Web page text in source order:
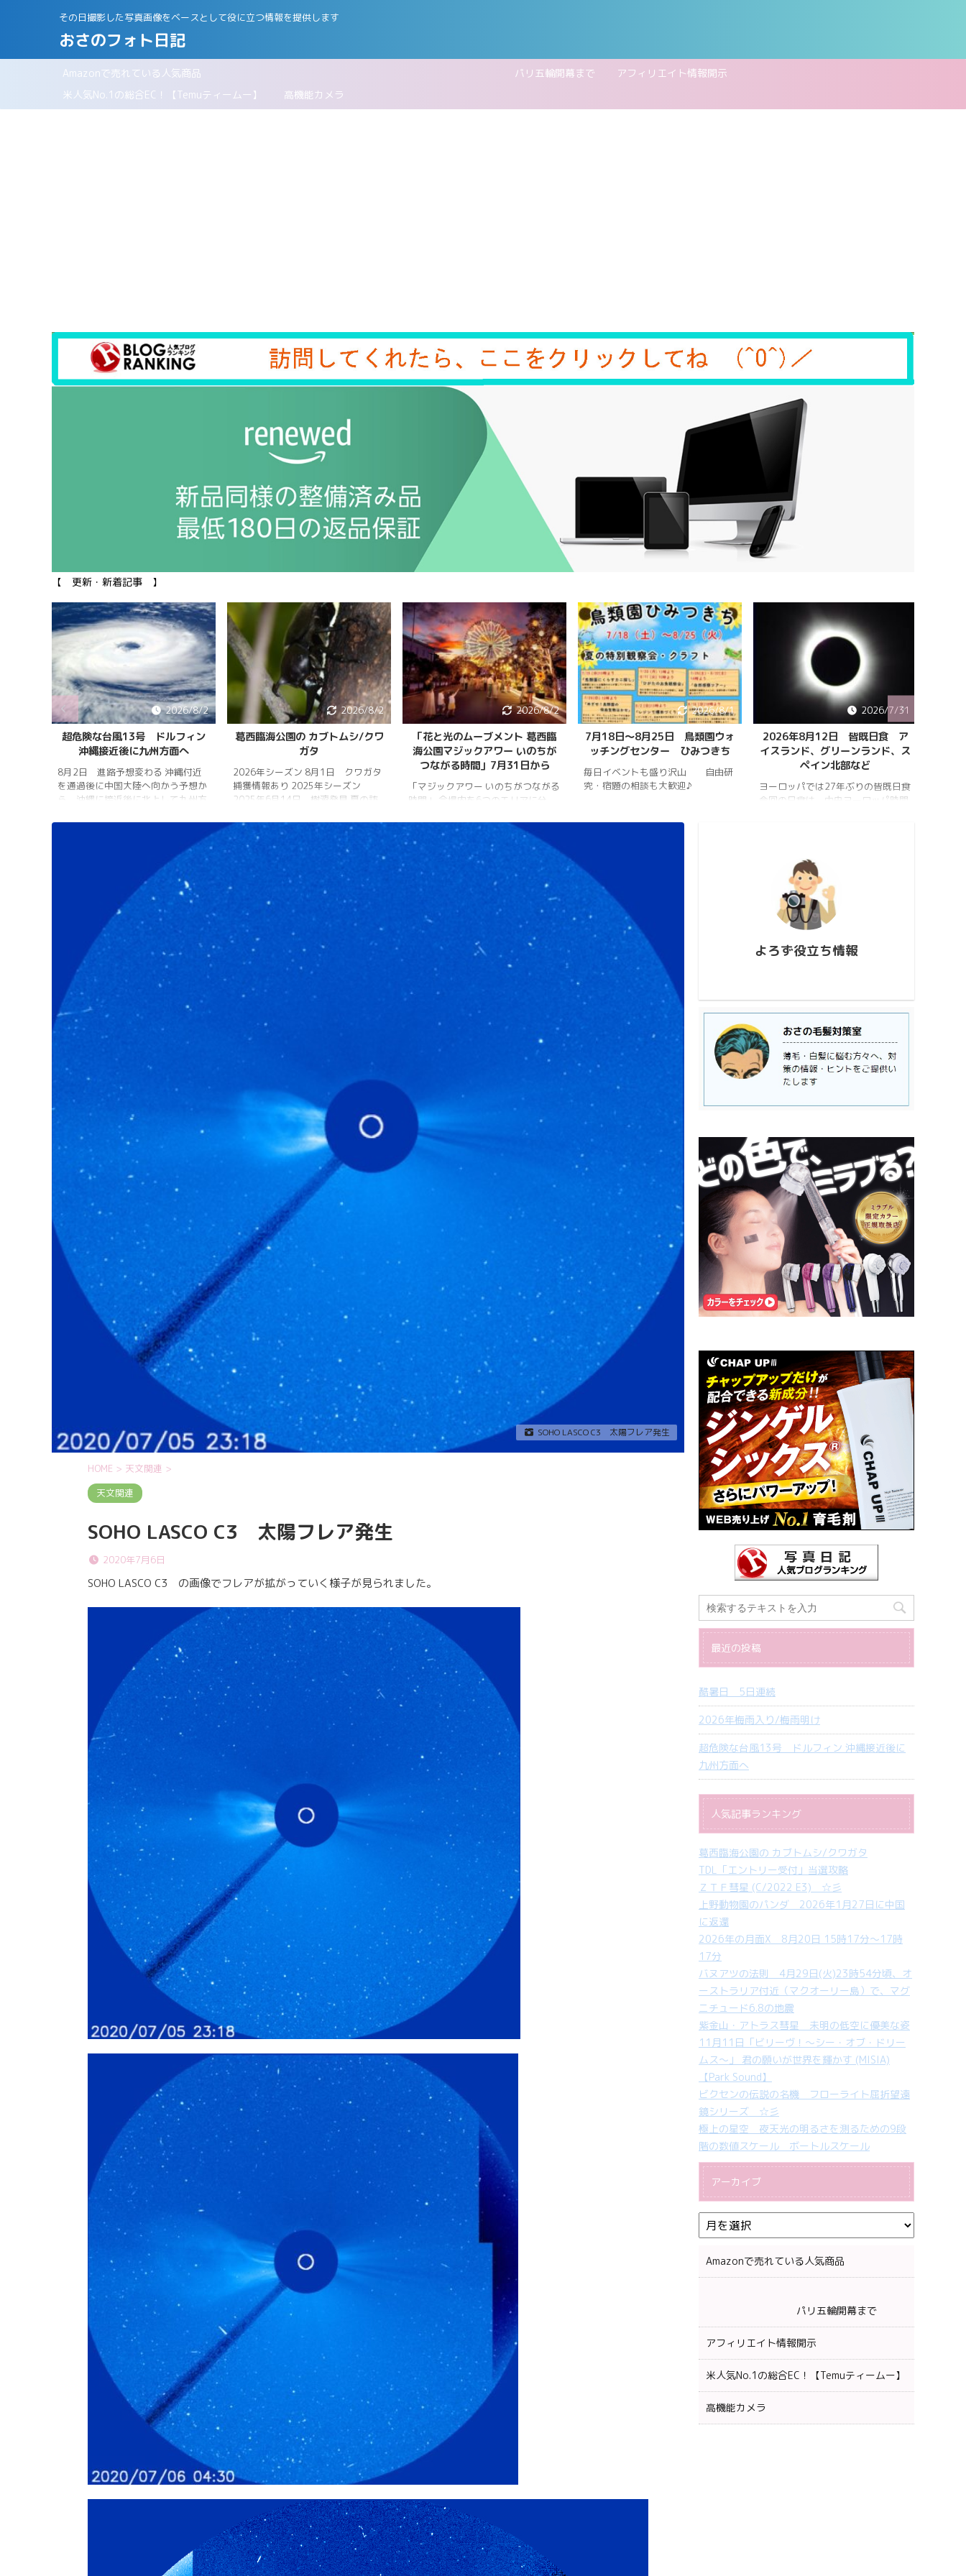
その日撮影した写真画像をベースとして役に立つ情報を提供します
おさのフォト日記
Amazonで売れている人気商品 パリ五輪開幕まで
アフィリエイト情報開示
米人気No.1の総合EC！【Temuティームー】
高機能カメラ
【 更新・新着記事 】
2026/8/2
超危険な台風13号 ドルフィン
沖縄接近後に九州方面へ
8月2日 進路予想変わる 沖縄付近
を通過後に中国大陸へ向かう予想か
ら、沖縄に接近後に北上して九州方
庁
ヨーロッ
パ中期予報センター 気象庁 8月
31日 6:00 8月30日 5:20 8月1日
に南鳥島近海で猛烈な勢力へ 台風
13号は、今後、海面水温が29度以
上の海域を西進する見込みで、猛烈
な勢力になる見込み。
2026/8/2
葛西臨海公園の カブトムシ/クワ
ガタ
2026年シーズン 8月1日 クワガタ
捕獲情報あり 2025年シーズン
2025年6月14日 樹液発見 夏の訪
く、樹液の出方は低調。新水族園の
建設の影響もあってか、カブトム
シ・クワガタの確認情報はかなり減
りましたが、カブトムシ・ノコギリ
クワガタの情報がありました。しか
し、かなり個体数が減少していると
思われます。 2025年3月28日 冬
眠していたコクワガタ全員が目覚め
ました!! 2025年2月17日 冬眠して
いたコクワガタ♂が目覚めました!!
昆虫ゼリーを吸って ...
2026/8/2
「花と光のムーブメント 葛西臨
海公園マジックアワー いのちが
つながる時間」7月31日から
「マジックアワー いのちがつながる
時間」 会場内を6つのエリアに分
る空の色彩をイメージしたライトア
ップを展開。ライトアップの点灯時
間は18時～20時30分。 「フォト
スポット」（ひまわり畑内） 噴水
前中央園路の「Fresh Sun（爽やか
な陽）」 葛西臨海水族園入口前の演
出「Deep Sea Night（深海の夜）」
2026/8/1
7月18日〜8月25日 鳥類園ウォ
ッチングセンター ひみつきち
毎日イベントも盛り沢山 自由研
究・宿題の相談も大歓迎♪
2026/7/31
2026年8月12日 皆既日食 ア
イスランド、グリーンランド、ス
ペイン北部など
ヨーロッパでは27年ぶりの皆既日食
今回の日食は、中央ヨーロッパ時間
726_173927.mp4
https://www.youtube.com/watch?
v=AUJyBTySGso
SOHO LASCO C3 太陽フレア発生
HOME > 天文関連 >
天文関連
SOHO LASCO C3 太陽フレア発生
2020年7月6日
SOHO LASCO C3 の画像でフレアが拡がっていく様子が見られました。
よろず役立ち情報
最近の投稿
酷暑日 5日連続
2026年梅雨入り/梅雨明け
超危険な台風13号 ドルフィン 沖縄接近後に
九州方面へ
人気記事ランキング
葛西臨海公園の カブトムシ/クワガタ
TDL「エントリー受付」当選攻略
ＺＴＦ彗星 (C/2022 E3) ☆彡
上野動物園のパンダ 2026年1月27日に中国
に返還
2026年の月面X 8月20日 15時17分～17時
17分
バヌアツの法則 4月29日(火)23時54分頃、オ
ーストラリア付近（マクオーリー島）で、マグ
ニチュード6.8の地震
紫金山・アトラス彗星 未明の低空に優美な姿
11月11日「ビリーヴ！～シー・オブ・ドリー
ムス～」 君の願いが世界を輝かす (MISIA)
【Park Sound】
ビクセンの伝説の名機 フローライト屈折望遠
鏡シリーズ ☆彡
極上の星空 夜天光の明るさを測るための9段
階の数値スケール ボートルスケール
アーカイブ
Amazonで売れている人気商品
パリ五輪開幕まで
アフィリエイト情報開示
米人気No.1の総合EC！【Temuティームー】
高機能カメラ